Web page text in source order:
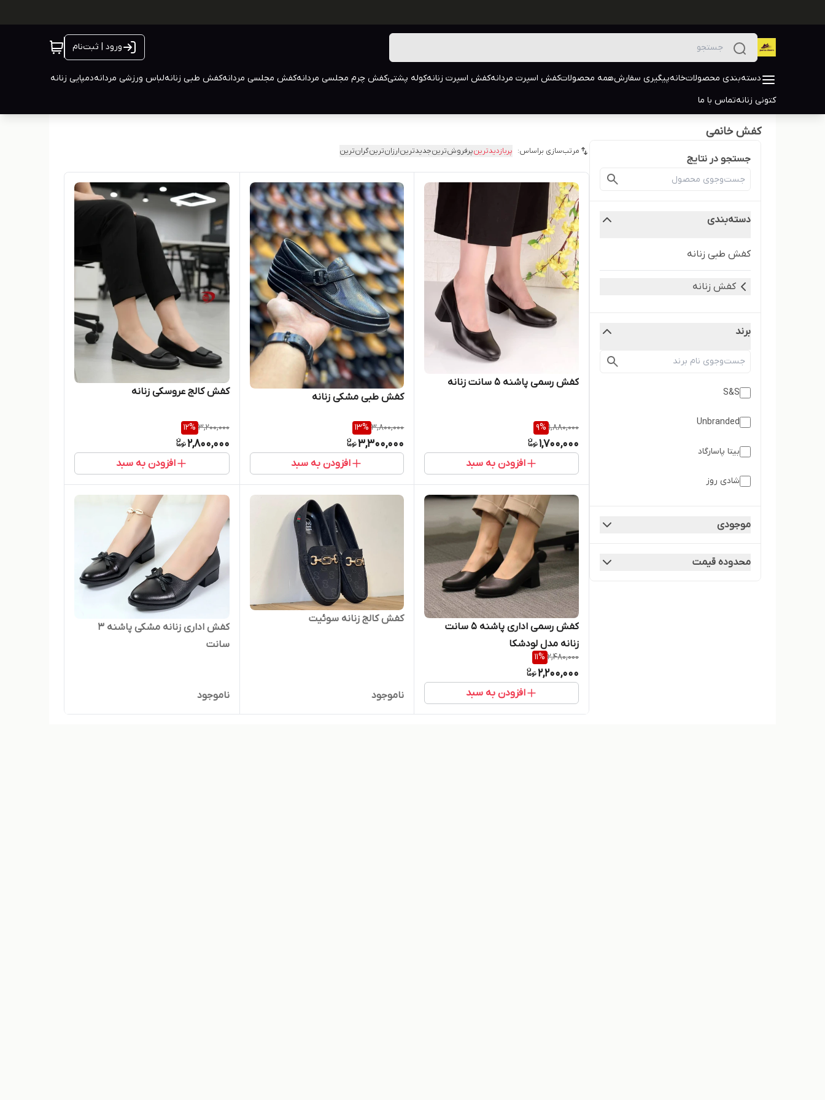
ورود | ثبت‌نام
دسته‌بندی محصولاتخانهپیگیری سفارشهمه محصولاتکفش اسپرت مردانهکفش اسپرت زنانهکوله پشتیکفش چرم مجلسی مردانهکفش مجلسی مردانهکفش طبی زنانهلباس ورزشی مردانهدمپایی زنانه
کتونی زنانهتماس با ما
کفش خانمی
جستجو در نتایج
دسته‌بندی
کفش طبی زنانه
کفش زنانه
برند
S&S
Unbranded
بیتا پاسارگاد
شادی روز
موجودی
محدوده قیمت
مرتب‌سازی براساس: پربازدیدترینپرفروش‌ترینجدیدترینارزان‌ترینگران‌ترین
کفش رسمی پاشنه ۵ سانت زنانه
1,880,000
9%
1,700,000
افزودن به سبد
کفش طبی مشکی زنانه
3,800,000
13%
3,300,000
افزودن به سبد
کفش کالج عروسکی زنانه
3,200,000
12%
2,800,000
افزودن به سبد
کفش رسمی اداری پاشنه ۵ سانت
زنانه مدل لودشکا
2,480,000
11%
2,200,000
افزودن به سبد
کفش کالج زنانه سوئیت
ناموجود
کفش اداری زنانه مشکی پاشنه ۳
سانت
ناموجود